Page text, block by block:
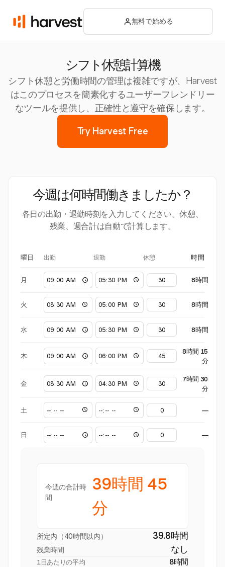
無料で始める
シフト休憩計算機
シフト休憩と労働時間の管理は複雑ですが、Harvest
はこのプロセスを簡素化するユーザーフレンドリー
なツールを提供し、正確性と遵守を確保します。
Try Harvest Free
今週は何時間働きましたか？
各日の出勤・退勤時刻を入力してください。休憩、
残業、週合計は自動で計算します。
曜日 出勤 退勤 休憩 時間
月 8時間
火 8時間
水 8時間
木
8時間 15
分
金
7時間 30
分
土 —
日 —
今週の合計時
間
39時間 45
分
所定内（40時間以内） 39.8時間
残業時間 なし
1日あたりの平均 8時間